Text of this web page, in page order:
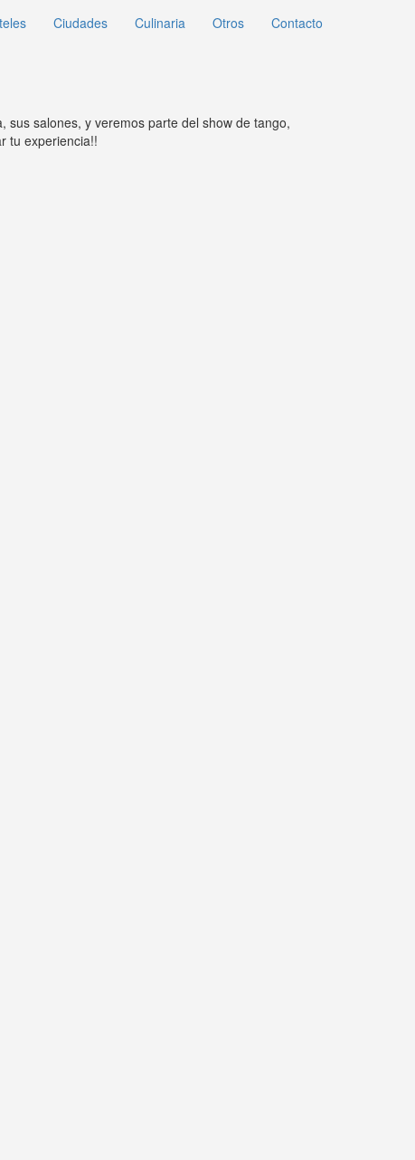
Ciudades Culinaria Otros Contacto
sus salones, y veremos parte del show de tango,
tu experiencia!!